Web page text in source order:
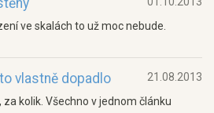
ve skalách to už moc nebude.
vlastně dopadlo
21.08.2013
za kolik. Všechno v jednom článku